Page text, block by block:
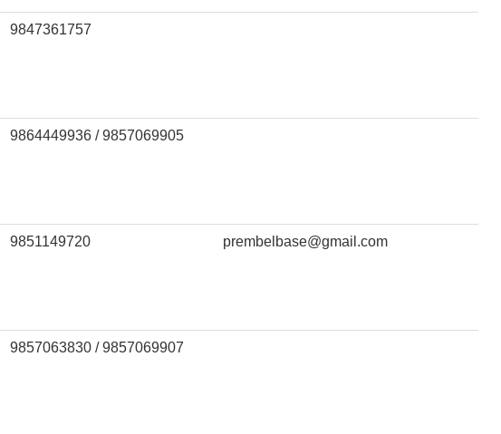
9847361757
9864449936 / 9857069905
9851149720 prembelbase@gmail.com
9857063830 / 9857069907